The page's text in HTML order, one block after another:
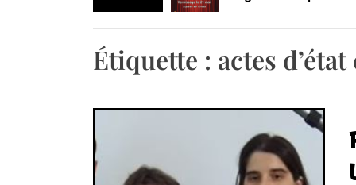
Retrouvez-nous au
Étiquette : actes